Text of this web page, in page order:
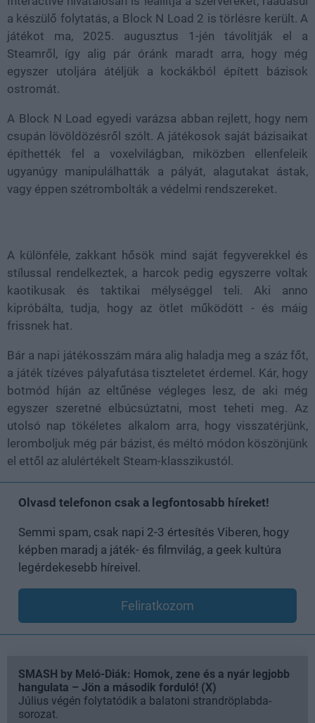
a készülő folytatás, a Block N Load 2 is törlésre került. A
játékot ma, 2025. augusztus 1-jén távolítják el a
Steamről, így alig pár óránk maradt arra, hogy még
egyszer utoljára átéljük a kockákból épített bázisok
ostromát.
A Block N Load egyedi varázsa abban rejlett, hogy nem
csupán lövöldözésről szólt. A játékosok saját bázisaikat
építhették fel a voxelvilágban, miközben ellenfeleik
ugyanúgy manipulálhatták a pályát, alagutakat ástak,
vagy éppen szétrombolták a védelmi rendszereket.
A különféle, zakkant hősök mind saját fegyverekkel és
stílussal rendelkeztek, a harcok pedig egyszerre voltak
kaotikusak és taktikai mélységgel teli. Aki anno
kipróbálta, tudja, hogy az ötlet működött - és máig
frissnek hat.
Bár a napi játékosszám mára alig haladja meg a száz főt,
a játék tízéves pályafutása tiszteletet érdemel. Kár, hogy
botmód híján az eltűnése végleges lesz, de aki még
egyszer szeretné elbúcsúztatni, most teheti meg. Az
utolsó nap tökéletes alkalom arra, hogy visszatérjünk,
leromboljuk még pár bázist, és méltó módon köszönjünk
el ettől az alulértékelt Steam-klasszikustól.
Olvasd telefonon csak a legfontosabb híreket!
Semmi spam, csak napi 2-3 értesítés Viberen, hogy
képben maradj a játék- és filmvilág, a geek kultúra
legérdekesebb híreivel.
Feliratkozom
SMASH by Meló-Diák: Homok, zene és a nyár legjobb
hangulata – Jön a második forduló! (X)
Július végén folytatódik a balatoni strandröplabda-
sorozat.